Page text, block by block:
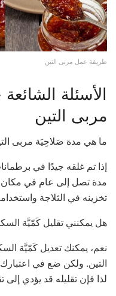
طريقة عمل مربى التين
الأسئلة
مربى التين
ما هي مدة صَلاحِيَة مربى
إذا تم غلقه جيدًا في
مدة تصل إلى عام في مكان
تخزينه في الثلاجة
هل يمكنني تقليل كَمّيَّة
نعم، يمكنك تعديل كَمّيَّة
التين. ولكن ضع في
لذا فإن تقليله قد يؤدي